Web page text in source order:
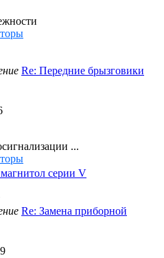
Re: Передние брызговики
...
серии V
Re: Замена приборной